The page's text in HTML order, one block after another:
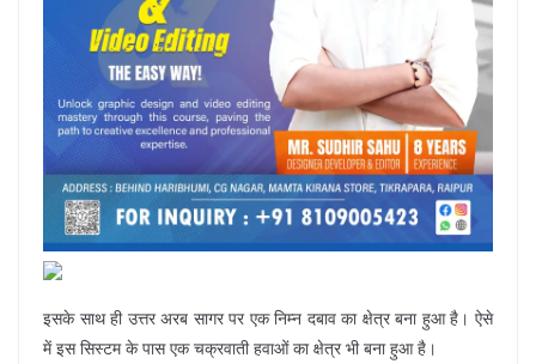
इसके साथ ही उत्तर अरब सागर पर एक निम्न दबाव का क्षेत्र बना हुआ है। ऐसे
में इस सिस्टम के पास एक चक्रवाती हवाओं का क्षेत्र भी बना हुआ है।